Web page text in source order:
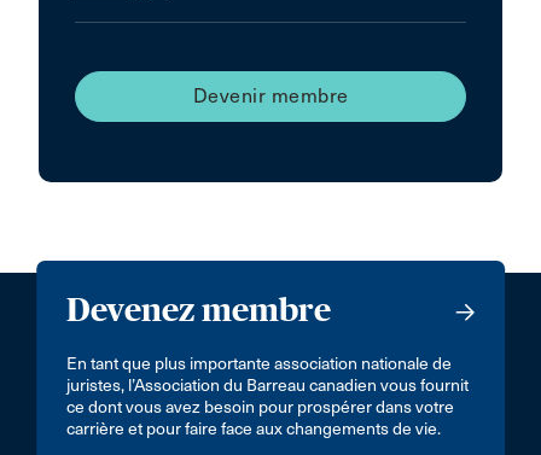
Devenir membre
Devenez membre
En tant que plus importante association nationale de
juristes, l’Association du Barreau canadien vous fournit
ce dont vous avez besoin pour prospérer dans votre
carrière et pour faire face aux changements de vie.